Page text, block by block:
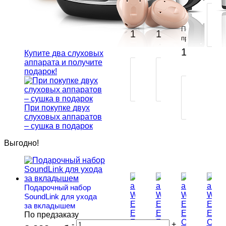
Купите два слуховых
аппарата и получите
подарок!
При покупке двух
слуховых аппаратов
– сушка в подарок
Выгодно!
Подарочный набор
SoundLink для ухода
за вкладышем
По предзаказу
EVOKE
E110-
FS
S
предзаказу
105 000 руб.-
EVOKE
E110-
FA-
m
По
предзаказу
100 000 руб.
аппарат
Widex
EVOKE
E110-
FA-
m
По
предзаказу
100 000